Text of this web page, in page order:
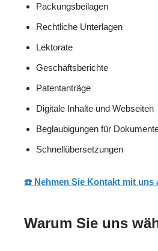
Packungsbeilagen
Rechtliche Unterlagen
Lektorate
Geschäftsberichte
Patentanträge
Digitale Inhalte und Webseiten
Beglaubigungen für
Schnellübersetzungen
☎️ Nehmen Sie Kontakt mit uns
Warum Sie uns